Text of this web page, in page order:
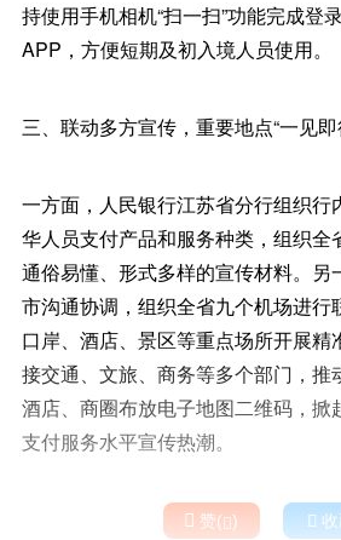
持使用手机相机“扫一扫”功能完成登
APP，方便短期及初入境人员使用。
三、联动多方宣传，重要地点“一见即
一方面，人民银行江苏省分行组织行
华人员支付产品和服务种类，组织全
通俗易懂、形式多样的宣传材料。另
市沟通协调，组织全省九个机场进行
口岸、酒店、景区等重点场所开展精
接交通、文旅、商务等多个部门，推
酒店、商圈布放电子地图二维码，掀
支付服务水平宣传热潮。
 赞() 